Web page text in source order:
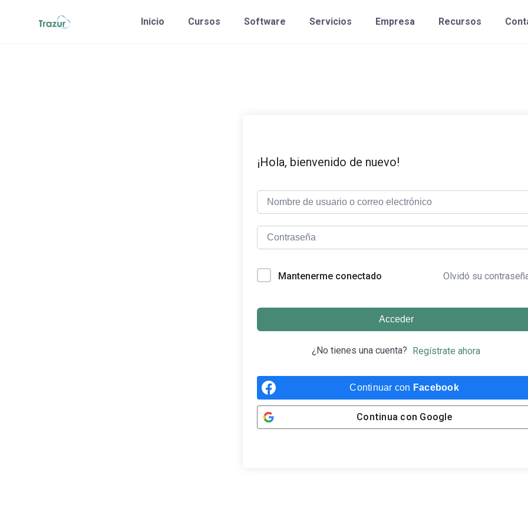
Inicio Cursos Software Servicios Empresa Recursos
¡Hola, bienvenido de nuevo!
Mantenerme conectado Olvidó su
Acceder
¿No tienes una cuenta? Regístrate ahora
Continuar con Facebook
Continua con Google